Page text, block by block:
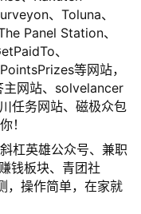
、Toluna、
Panel Station、
、
等网站，
主网站、solvelancer
任务网站、磁极众包
！
杠英雄公众号、兼职
钱板块、青团社
，操作简单，在家就